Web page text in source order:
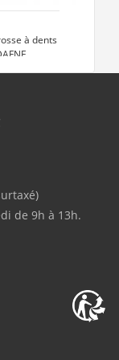
les
à dents
produit
de 9h à 13h.